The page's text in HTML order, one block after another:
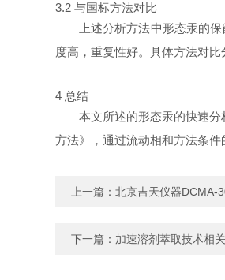
3.2 与国标方法对比
上述分析方法中形态汞的
度高，重复性好。具体方法对
4 总结
本文所述的形态汞的快速
方法》，通过流动相和方法条
上一篇： 北京吉天仪器DCMA-
下一篇： 加速溶剂萃取技术相